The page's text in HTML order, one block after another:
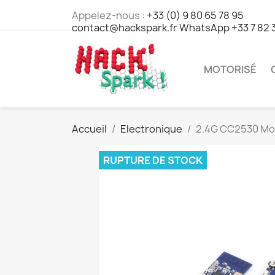
Appelez-nous : +33 (0) 9 80 65 78 95
contact@hackspark.fr WhatsApp +33 7 82
MOTORISÉ
Accueil Electronique 2.4G CC2530
RUPTURE DE STOCK